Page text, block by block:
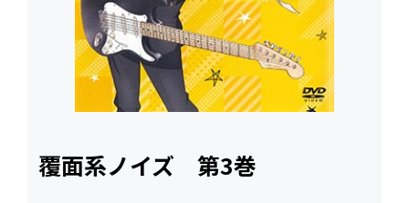
覆面系ノイズ 第3巻